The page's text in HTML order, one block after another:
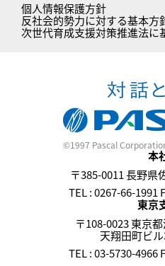
個人情報保護方針
反社会的勢力に対する基本方
次世代育成支援対策推進法に
©1997 Pascal
本
〒385-0011 長野県
TEL : 0267-66-1991
東京
〒108-0023 東京
天翔田町ビ
TEL : 03-5730-4966